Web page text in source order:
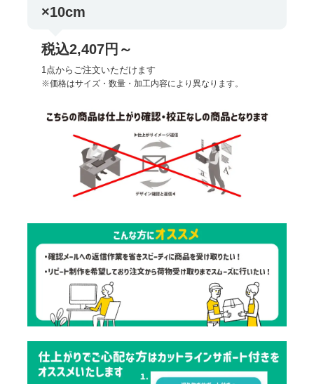
×10cm
税込2,407円～
1点からご注文いただけます
※価格はサイズ・数量・加工内容により異なります。